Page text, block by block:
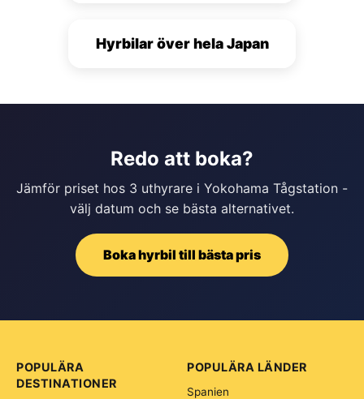
Hyrbilar över hela Japan
Redo att boka?
Jämför priset hos 3 uthyrare i Yokohama Tågstation -
välj datum och se bästa alternativet.
Boka hyrbil till bästa pris
POPULÄRA
DESTINATIONER
POPULÄRA LÄNDER
Spanien